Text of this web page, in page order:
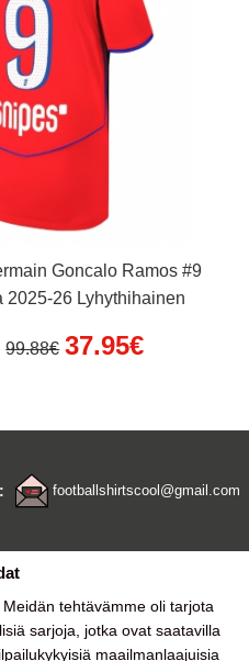
Goncalo Ramos #9
2025-26 Lyhythihainen
99.88€ 37.95€
footballshirtscool@gmail.com
Meidän tehtävämme oli tarjota
sarjoja, jotka ovat saatavilla
maailmanlaajuisia